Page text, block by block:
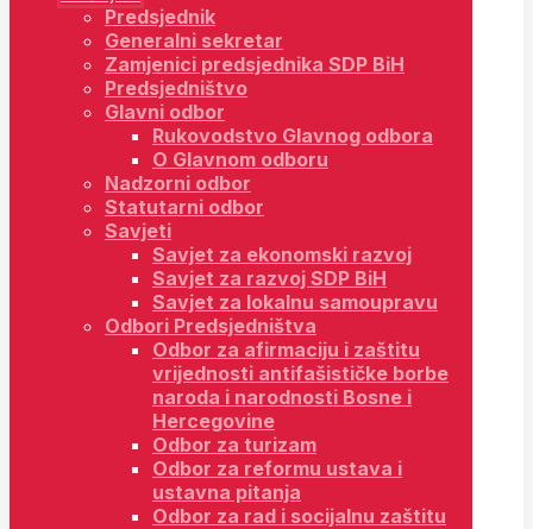
Predsjednik
Generalni sekretar
Zamjenici predsjednika SDP BiH
Predsjedništvo
Glavni odbor
Rukovodstvo Glavnog odbora
O Glavnom odboru
Nadzorni odbor
Statutarni odbor
Savjeti
Savjet za ekonomski razvoj
Savjet za razvoj SDP BiH
Savjet za lokalnu samoupravu
Odbori Predsjedništva
Odbor za afirmaciju i zaštitu
vrijednosti antifašističke borbe
naroda i narodnosti Bosne i
Hercegovine
Odbor za turizam
Odbor za reformu ustava i
ustavna pitanja
Odbor za rad i socijalnu zaštitu